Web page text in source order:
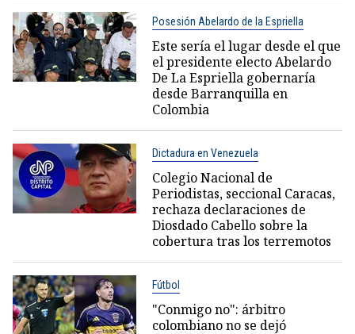
Posesión Abelardo de la Espriella
Este sería el lugar desde el que
el presidente electo Abelardo
De La Espriella gobernaría
desde Barranquilla en
Colombia
Dictadura en Venezuela
Colegio Nacional de
Periodistas, seccional Caracas,
rechaza declaraciones de
Diosdado Cabello sobre la
cobertura tras los terremotos
Fútbol
"Conmigo no": árbitro
colombiano no se dejó